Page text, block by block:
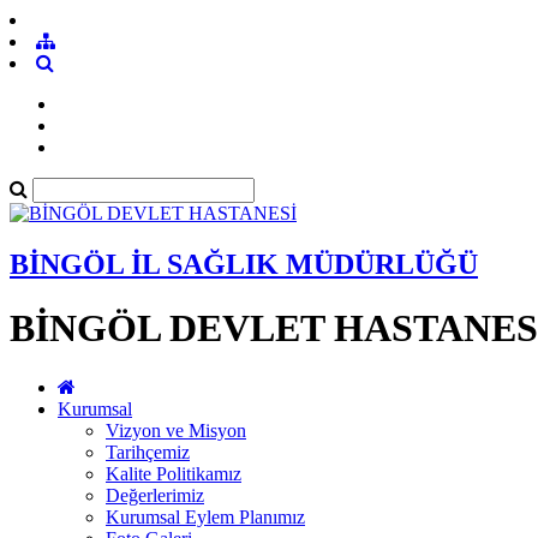
BİNGÖL İL SAĞLIK MÜDÜRLÜĞÜ
BİNGÖL DEVLET
Kurumsal
Vizyon ve Misyon
Tarihçemiz
Kalite Politikamız
Değerlerimiz
Kurumsal Eylem Planımız